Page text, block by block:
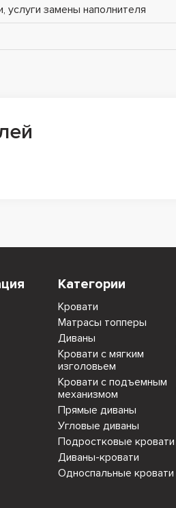
замены наполнителя
Категории
Кровати
Матрасы топперы
Диваны
Кровати с мягким
изголовьем
Кровати с подъемным
механизмом
Прямые диваны
Угловые диваны
Подростковые кровати
Диваны-кровати
Односпальные кровати